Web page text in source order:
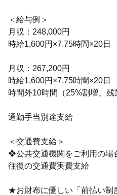
＜給与例＞
月収：248,000円
時給1,600円×7.75時間×20日
月収：267,200円
時給1,600円×7.75時間×20日
時間外10時間（25%割増、残
通勤手当別途支給
＜交通費支給＞
❖公共交通機関をご利用の場
往復の交通費実費支給
★お財布に優しい「前払い